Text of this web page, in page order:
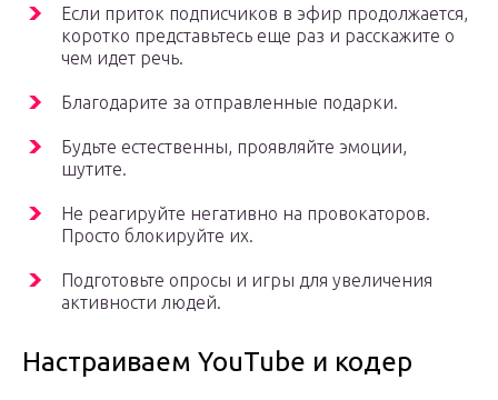
Если приток подписчиков в эфир продолжается,
коротко представьтесь еще раз и расскажите о
чем идет речь.
Благодарите за отправленные подарки.
Будьте естественны, проявляйте эмоции,
шутите.
Не реагируйте негативно на провокаторов.
Просто блокируйте их.
Подготовьте опросы и игры для увеличения
активности людей.
Настраиваем YouTube и кодер